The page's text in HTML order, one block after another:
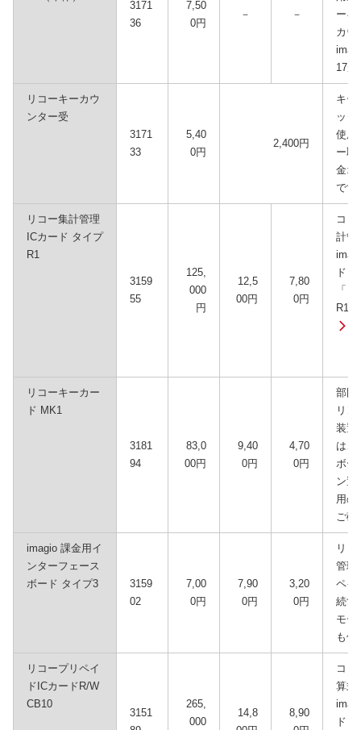
3171
36
7,50
0円
－ －
ーキ
カウ
17が
リコーキーカウ
ンター受
3171
33
5,40
0円
2,400円
キー
ッタ
使用
ー取
金オ
です
リコー集計管理
ICカード タイプ
R1
3159
55
125,
000
円
12,5
00円
7,80
0円
コピ
計管
ド
「
R1
リコーキーカー
ド MK1
3181
94
83,0
00円
9,40
0円
4,70
0円
部門
リ
装置
は、
ボー
ン置
用の
ご確
imagio 課金用イ
ンターフェース
ボード タイプ3
3159
02
7,00
0円
7,90
0円
3,20
0円
リ
管理
ペイ
続す
モー
も使
リコープリペイ
ドICカードR/W
CB10
3151
265,
000
14,8
8,90
コピ
算式
ド